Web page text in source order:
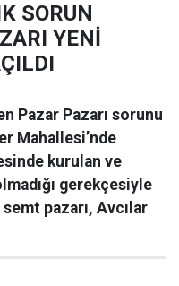
SORUN
YENİ
Pazar Pazarı sorunu
Mahallesi’nde
kurulan ve
gerekçesiyle
semt pazarı, Avcılar